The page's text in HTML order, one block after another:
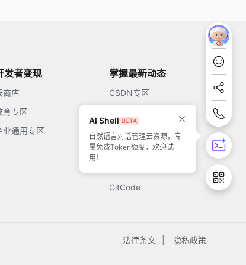
AI Shell
自然语言对话管理云资源，专
属免费Token额度，欢迎试
用！
发者变现
商店
育专区
业通用专区
掌握最新动态
CSDN专区
开源中国
51CTO
GitCode
法律条文 隐私政策